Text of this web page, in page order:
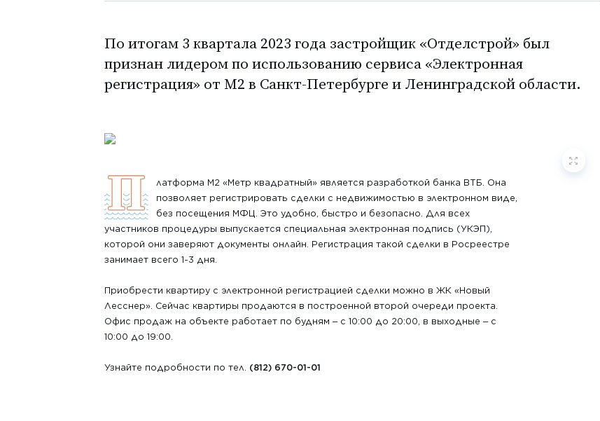
По итогам 3 квартала 2023 года застройщик «Отделстрой» был
признан лидером по использованию сервиса «Электронная
регистрация» от M2 в Санкт-Петербурге и Ленинградской области.
П
латформа M2 «Метр квадратный» является разработкой банка ВТБ. Она
позволяет регистрировать сделки с недвижимостью в электронном виде,
без посещения МФЦ. Это удобно, быстро и безопасно. Для всех
участников процедуры выпускается специальная электронная подпись (УКЭП),
которой они заверяют документы онлайн. Регистрация такой сделки в Росреестре
занимает всего 1-3 дня.
Приобрести квартиру с электронной регистрацией сделки можно в ЖК «Новый
Лесснер». Сейчас квартиры продаются в построенной второй очереди проекта.
Офис продаж на объекте работает по будням – с 10:00 до 20:00, в выходные – с
10:00 до 19:00.
Узнайте подробности по тел. (812) 670-01-01